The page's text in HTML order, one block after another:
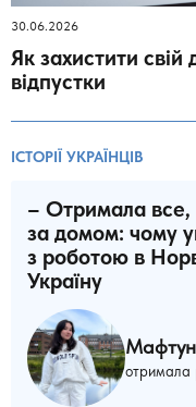
30.06.2026
Як захистити свій
відпустки
ІСТОРІЇ УКРАЇНЦІВ
– Отримала
за домом: чому
з роботою в
Україну
отримала